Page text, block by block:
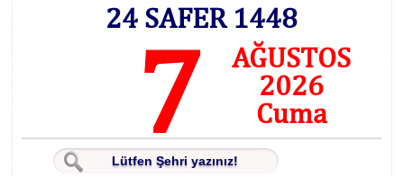
24 SAFER 1448
7
AĞUSTOS
2026
Cuma